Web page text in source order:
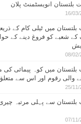
بلتستان انویسٹمنٹ پلان
16/03/
کے شعبے کو فروغ دینے کے
08/02/
بلتستان میں کوہ پیمائی
والی رقوم اور اس سے
25/11/
بلتستان سے پہلی مرتبہ
07/11/